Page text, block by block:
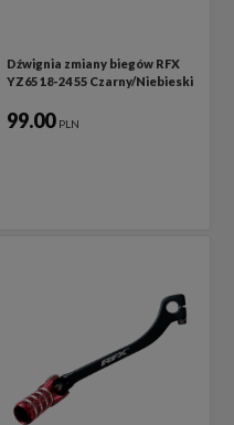
Dźwignia zmiany biegów RFX
YZ65 18-24 55 Czarny/Niebieski
99.00 PLN